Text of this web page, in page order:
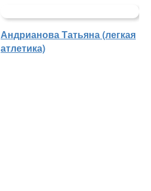
Андрианова Татьяна (легкая
атлетика)